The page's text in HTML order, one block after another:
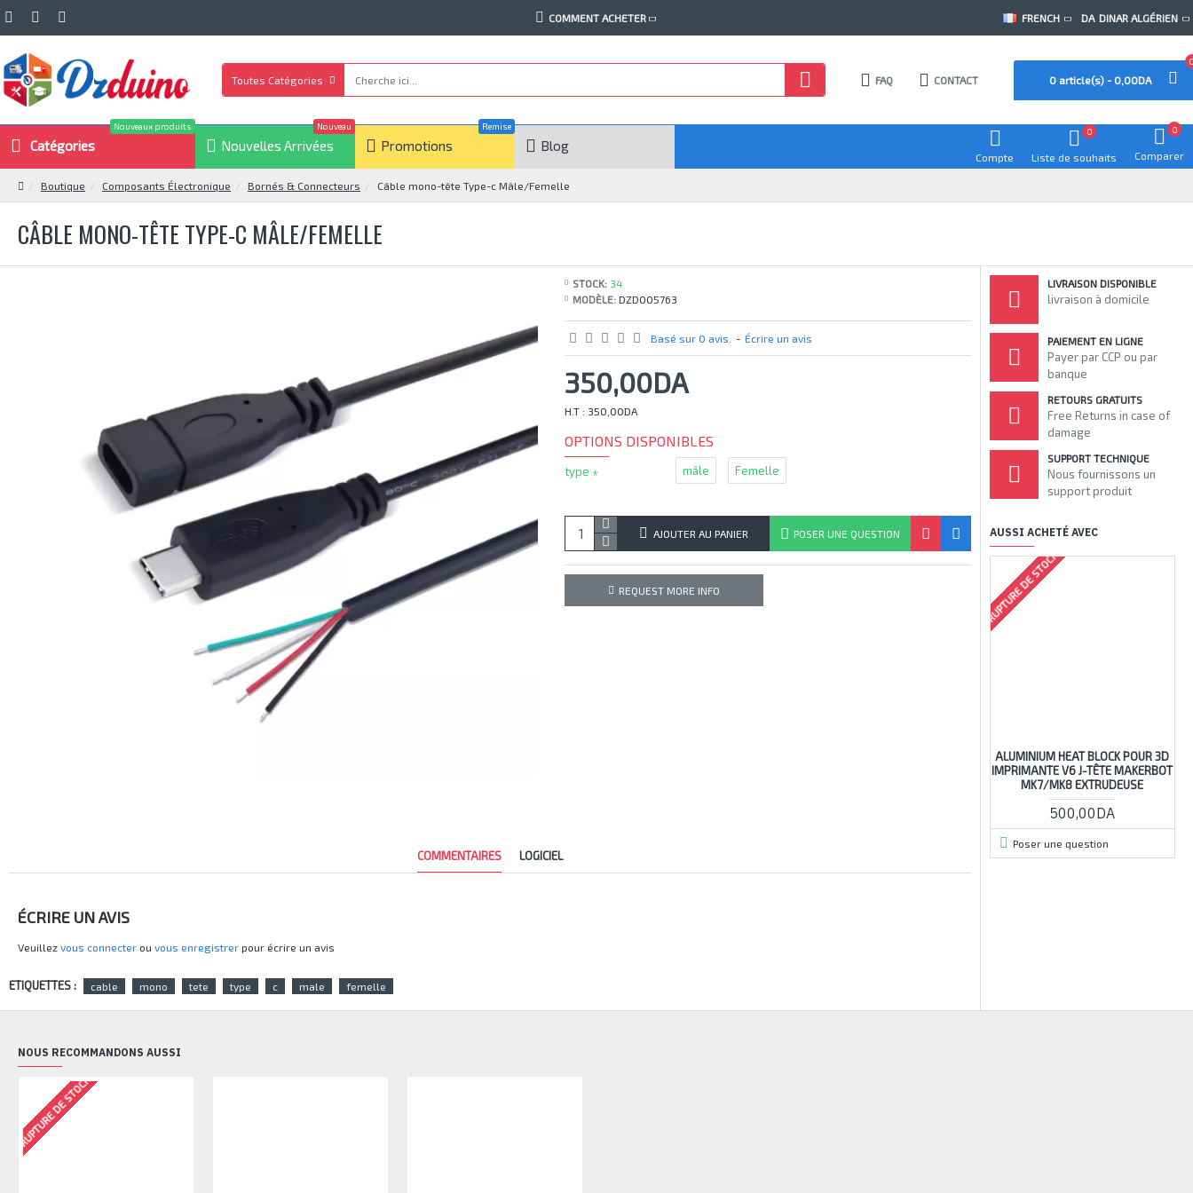
COMMENT ACHETER FRENCH DA DINAR ALGÉRIEN
Toutes Catégories FAQ CONTACT 0 article(s) - 0,00DA
Catégories
Nouveaux produits
Nouvelles Arrivées
Nouveau
Promotions
Remise
Blog
Compte Liste de souhaits
0
Comparer
0
Boutique Composants Électronique Bornés & Connecteurs Câble mono-tête Type-c Mâle/Femelle
CÂBLE MONO-TÊTE TYPE-C MÂLE/FEMELLE
STOCK: 34
MODÈLE: DZD005763
Basé sur 0 avis. - Écrire un avis
350,00DA
H.T : 350,00DA
OPTIONS DISPONIBLES
type mâle Femelle
AJOUTER AU PANIER POSER UNE QUESTION
REQUEST MORE INFO
COMMENTAIRES LOGICIEL
ÉCRIRE UN AVIS
Veuillez vous connecter ou vous enregistrer pour écrire un avis
ETIQUETTES : cable mono tete type c male femelle
LIVRAISON DISPONIBLE
livraison à domicile
PAIEMENT EN LIGNE
Payer par CCP ou par
banque
RETOURS GRATUITS
Free Returns in case of
damage
SUPPORT TECHNIQUE
Nous fournissons un
support produit
AUSSI ACHETÉ AVEC
RUPTURE DE STOCK
ALUMINIUM HEAT BLOCK POUR 3D
IMPRIMANTE V6 J-TÊTE MAKERBOT
MK7/MK8 EXTRUDEUSE
500,00DA
Poser une question
NOUS RECOMMANDONS AUSSI
RUPTURE DE STOCK